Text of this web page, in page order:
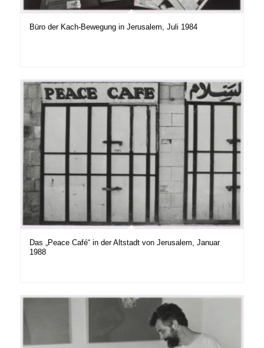
Büro der Kach-Bewegung in Jerusalem, Juli 1984
Das „Peace Café“ in der Altstadt von Jerusalem, Januar
1988